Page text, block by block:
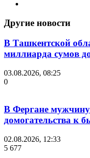
Другие новости
В Ташкентской
миллиарда сумов
03.08.2026, 08:25
0
В Фергане мужчину
домогательства к
02.08.2026, 12:33
5 677